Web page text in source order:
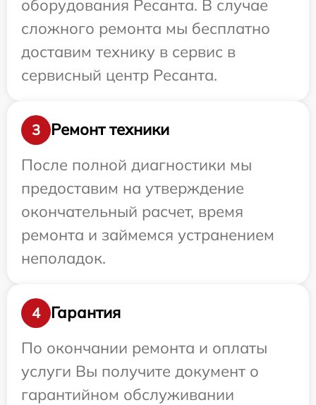
оборудования Ресанта. В случае
сложного ремонта мы бесплатно
доставим технику в сервис в
сервисный центр Ресанта.
3
Ремонт техники
После полной диагностики мы
предоставим на утверждение
окончательный расчет, время
ремонта и займемся устранением
неполадок.
4
Гарантия
По окончании ремонта и оплаты
услуги Вы получите документ о
гарантийном обслуживании